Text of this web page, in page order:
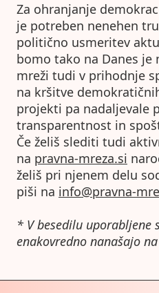
Za ohranjanje
je potreben nenehen
politično usmeritev
bomo tako na Danes je
mreži tudi v prihodnje
na kršitve
projekti pa nadaljevale
transparentnost in
Če želiš slediti tudi
na pravna-mreza.si
želiš pri njenem delu
piši na info@pravna-
* V besedilu uporabljene
enakovredno nanašajo